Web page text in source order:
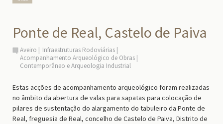
Ponte de Real, Castelo de Paiva
Aveiro
Infraestruturas Rodoviárias
Acompanhamento Arqueológico de Obras
Contemporâneo e Arqueologia Industrial
Estas acções de acompanhamento arqueológico foram realizadas
no âmbito da abertura de valas para sapatas para colocação de
pilares de sustentação do alargamento do tabuleiro da Ponte de
Real, freguesia de Real, concelho de Castelo de Paiva, Distrito de